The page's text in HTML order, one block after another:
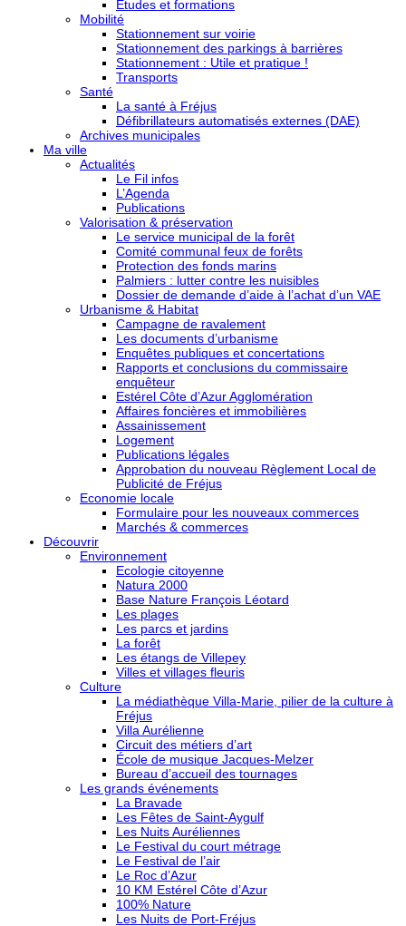
Etudes et formations
Mobilité
Stationnement sur voirie
Stationnement des parkings à barrières
Stationnement : Utile et pratique !
Transports
Santé
La santé à Fréjus
Défibrillateurs automatisés externes (DAE)
Archives municipales
Ma ville
Actualités
Le Fil infos
L’Agenda
Publications
Valorisation & préservation
Le service municipal de la forêt
Comité communal feux de forêts
Protection des fonds marins
Palmiers : lutter contre les nuisibles
Dossier de demande d’aide à l’achat d’un VAE
Urbanisme & Habitat
Campagne de ravalement
Les documents d’urbanisme
Enquêtes publiques et concertations
Rapports et conclusions du commissaire
enquêteur
Estérel Côte d’Azur Agglomération
Affaires foncières et immobilières
Assainissement
Logement
Publications légales
Approbation du nouveau Règlement Local de
Publicité de Fréjus
Economie locale
Formulaire pour les nouveaux commerces
Marchés & commerces
Découvrir
Environnement
Ecologie citoyenne
Natura 2000
Base Nature François Léotard
Les plages
Les parcs et jardins
La forêt
Les étangs de Villepey
Villes et villages fleuris
Culture
La médiathèque Villa-Marie, pilier de la culture à
Fréjus
Villa Aurélienne
Circuit des métiers d’art
École de musique Jacques-Melzer
Bureau d’accueil des tournages
Les grands événements
La Bravade
Les Fêtes de Saint-Aygulf
Les Nuits Auréliennes
Le Festival du court métrage
Le Festival de l’air
Le Roc d’Azur
10 KM Estérel Côte d’Azur
100% Nature
Les Nuits de Port-Fréjus